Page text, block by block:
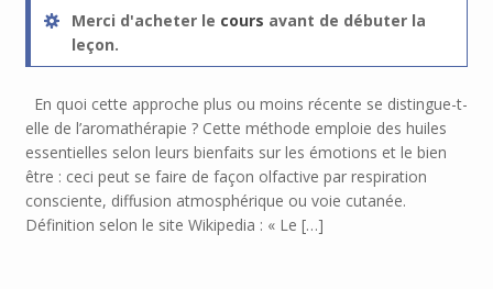
Merci d'acheter le cours avant de débuter la
leçon.
En quoi cette approche plus ou moins récente se distingue-t-
elle de l’aromathérapie ? Cette méthode emploie des huiles
essentielles selon leurs bienfaits sur les émotions et le bien
être : ceci peut se faire de façon olfactive par respiration
consciente, diffusion atmosphérique ou voie cutanée.
Définition selon le site Wikipedia : « Le […]